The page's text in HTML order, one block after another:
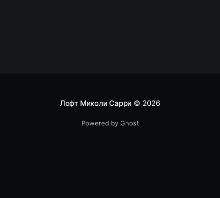
Лофт Миколи Сарри © 2026
Powered by Ghost